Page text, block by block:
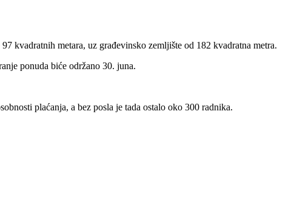
kvadratnih metara, uz građevinsko zemljište od 182 kvadratna metra.
ponuda biće održano 30. juna.
plaćanja, a bez posla je tada ostalo oko 300 radnika.